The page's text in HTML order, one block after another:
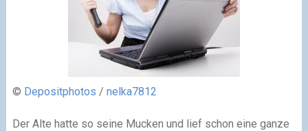
© Depositphotos / nelka7812
Der Alte hatte so seine Mucken und lief schon eine ganze